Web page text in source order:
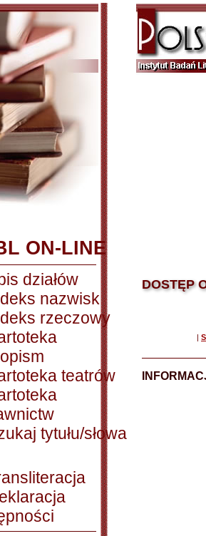
ON-LINE
działów
nazwisk
rzeczowy
teatrów
tytułu/słowa
DOSTĘP
|